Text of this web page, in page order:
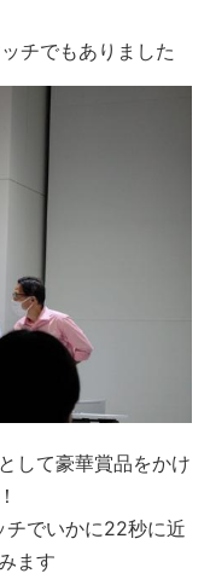
チでもありました
して豪華賞品をかけ
でいかに22秒に近
ます